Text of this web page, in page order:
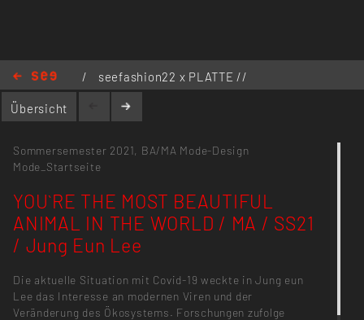
/
seefashion22 x PLATTE //
Kollektionen
BEAUTIFUL ANIMAL IN THE WORLD / MA / SS21 /
Übersicht
Sommersemester 2021, BA/MA Mode-Design
Mode_Startseite
YOU`RE THE MOST BEAUTIFUL
ANIMAL IN THE WORLD / MA / SS21
/ Jung Eun Lee
Die aktuelle Situation mit Covid-19 weckte in Jung eun
Lee das Interesse an modernen Viren und der
Veränderung des Ökosystems. Forschungen zufolge